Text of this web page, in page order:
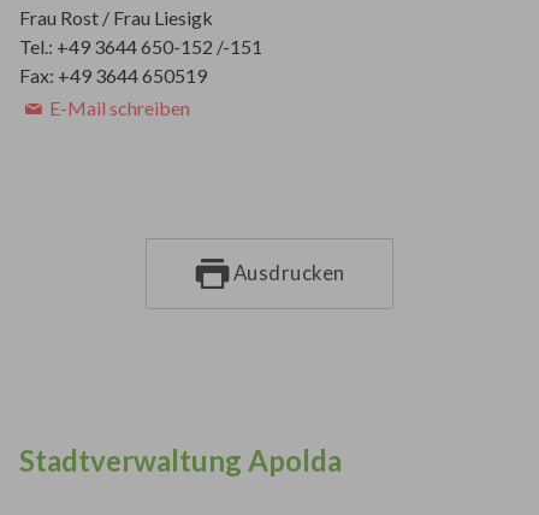
Frau Rost / Frau Liesigk
Tel.: +49 3644 650-152 /-151
Fax: +49 3644 650519
E-Mail schreiben
Ausdrucken
Stadtverwaltung Apolda